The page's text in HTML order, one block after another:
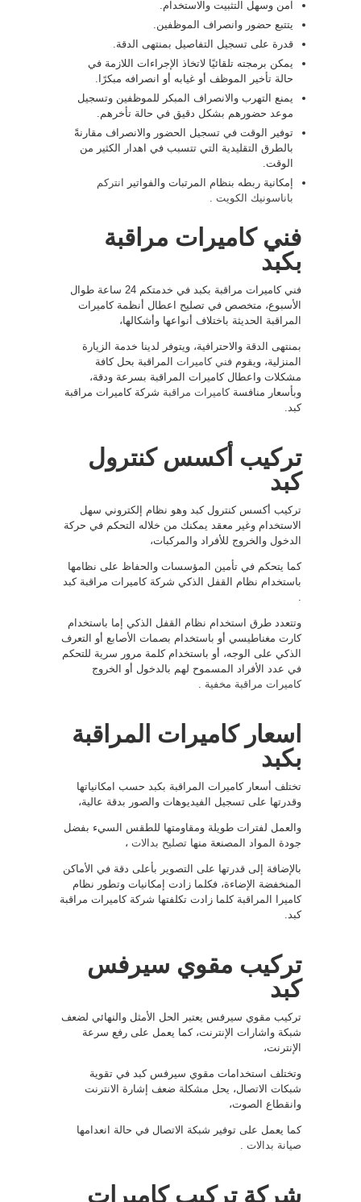
آمن وسهل التثبيت والاستخدام.
يتتبع حضور وانصراف الموظفين.
قدرة على تسجيل التفاصيل بمنتهى الدقة.
يمكن برمجته تلقائيًا لاتخاذ الإجراءات اللازمة في
حالة تأخير الموظف أو غيابه أو انصرافه مبكرًا.
يمنع التهرب والانصراف المبكر للموظفين وتسجيل
موعد حضورهم بشكل دقيق في حالة تأخرهم.
توفير الوقت في تسجيل الحضور والانصراف مقارنةً
بالطرق التقليدية التي تتسبب في اهدار الكثير من
الوقت.
إمكانية ربطه بنظام المرتبات والفواتير
انتركم
باناسونيك الكويت
فني كاميرات مراقبة
بكبد
فني كاميرات مراقبة بكبد في خدمتكم 24 ساعة طوال
الأسبوع، متخصص في تصليح اعطال أنظمة كاميرات
المراقبة الحديثة باختلاف أنواعها وأشكالها،
بمنتهى الدقة والاحترافية، ويتوفر لدينا خدمة الزيارة
المنزلية، ويقوم فني كاميرات المراقبة بحل كافة
مشكلات واعطال كاميرات المراقبة بسرعة ودقة،
وبأسعار منافسةكاميرات مراقبة شركة كاميرات مراقبة
كبد.
تركيب أكسس كنترول
كبد
تركيب أكسس كنترول كبد وهو نظام إلكتروني سهل
الاستخدام وغير معقد يمكنك من خلاله التحكم في حركة
الدخول والخروج للأفراد والمركبات،
كما يتحكم في تأمين المؤسسات والحفاظ على نظامها
باستخدام نظام القفل الذكي شركة كاميرات مراقبة كبد
وتتعدد طرق استخدام نظام القفل الذكي إما باستخدام
كارت مغناطيسي أو باستخدام بصمات الأصابع أو التعرف
الذكي على الوجه، أو باستخدام كلمة مرور سرية للتحكم
في عدد الأفراد المسموح لهم بالدخول أو الخروج
كاميرات مراقبة مخفية
اسعار كاميرات المراقبة
بكبد
تختلف أسعار كاميرات المراقبة بكبد حسب امكانياتها
وقدرتها على تسجيل الفيديوهات والصور بدقة عالية،
والعمل لفترات طويلة ومقاومتها للطقس السيء بفضل
جودة المواد المصنعة منها تصليح بدالات ،
بالإضافة إلى قدرتها على التصوير بأعلى دقة في الأماكن
المنخفضة الإضاءة، فكلما زادت إمكانيات وتطور نظام
كاميرا المراقبة كلما زادت تكلفتها شركة كاميرات مراقبة
كبد.
تركيب مقوي سيرفس
كبد
تركيب مقوي سيرفس يعتبر الحل الأمثل والنهائي لضعف
شبكة واشارات الإنترنت، كما يعمل على رفع سرعة
الإنترنت،
وتختلف استخدامات مقوي سيرفس كبد في تقوية
شبكات الاتصال، يحل مشكلة ضعف إشارة الانترنت
وانقطاع الصوت،
كما يعمل على توفير شبكة الاتصال في حالة انعدامها
صيانة بدالات
شركة تركيب كاميرات